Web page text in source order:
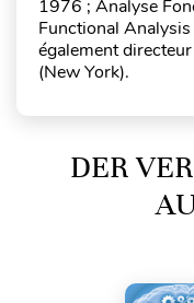
1976 ; Analyse
Functional
également
(New York).
DER